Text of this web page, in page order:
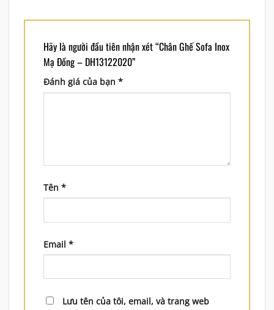
Hãy là người đầu tiên nhận xét “Chân Ghế Sofa Inox
Mạ Đồng – DH13122020”
Đánh giá của bạn *
Tên *
Email *
Lưu tên của tôi, email, và trang web